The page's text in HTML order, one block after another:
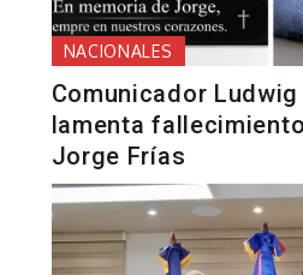
NACIONALES
Comunicador
lamenta
Jorge Frías